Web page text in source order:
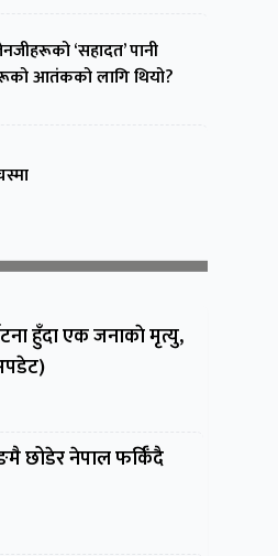
‘सहादत’ पानी
आतंकको लागि थियो?
हुँदा एक जनाकाे मृत्यु,
छोडेर नेपाल फर्किँदै